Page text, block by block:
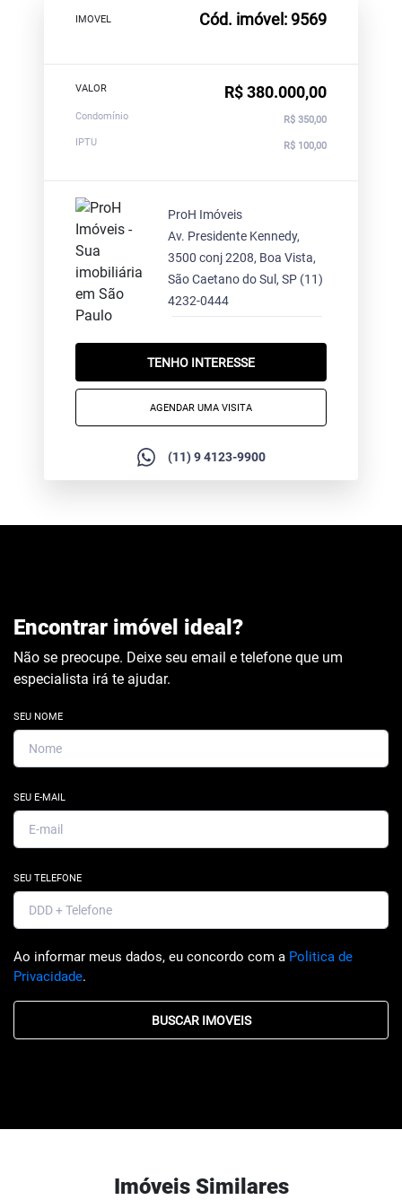
IMOVEL Cód. imóvel: 9569
VALOR R$ 380.000,00
Condomínio
R$ 350,00
IPTU
R$ 100,00
ProH Imóveis
Av. Presidente Kennedy,
3500 conj 2208, Boa Vista,
São Caetano do Sul, SP (11)
4232-0444
TENHO INTERESSE
AGENDAR UMA VISITA
(11) 9 4123-9900
Encontrar imóvel ideal?
Não se preocupe. Deixe seu email e telefone que um
especialista irá te ajudar.
SEU NOME
SEU E-MAIL
SEU TELEFONE
Ao informar meus dados, eu concordo com a Politica de
Privacidade.
BUSCAR IMOVEIS
Imóveis Similares